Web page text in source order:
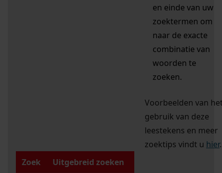
en einde van uw
zoektermen om
naar de exacte
combinatie van
woorden te
zoeken.
Voorbeelden van
gebruik van deze
leestekens en meer
zoektips vindt u hier.
Zoek
Uitgebreid zoeken